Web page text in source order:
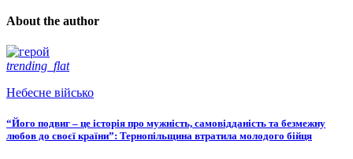
About the author
trending_flat
Небесне військо
“Його подвиг – це історія про мужність, самовідданість та безмежну
любов до своєї країни”: Тернопільщина втратила молодого бійця